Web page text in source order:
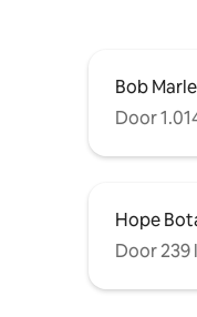
Bob
Door
Hope
Door 239